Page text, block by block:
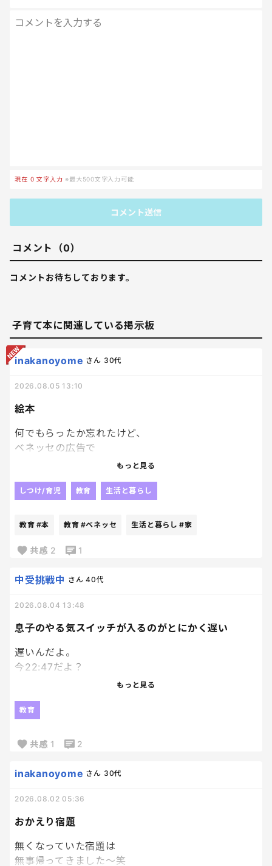
現在 0 文字入力 ※最大500文字入力可能
コメント送信
コメント（0）
コメントお待ちしております。
子育て本に関連している掲示板
絵本
inakanoyome さん 30代
2026.08.05 13:10
何でもらったか忘れたけど、
ベネッセの広告で
どうせぺらっぺらの本が届くんだろうな、
絵本大好き人間の長男にと、
ちょっと想定外にちゃんとした本届いてびっくり。
ていうか普通の本！
Ｗ抽選付のものだったんだけど、
あまりにちゃんとした本届いたから、
もっと見る
しつけ/育児 教育 生活と暮らし
教育 #本 教育 #ベネッセ 生活と暮らし #家
共感 2 1
息子のやる気スイッチが入るのがとにかく遅い
中受挑戦中 さん 40代
2026.08.04 13:48
遅いんだよ。
今22:47だよ？
エンジンかかり始めたのが22時過ぎってなんなん。
模試の解き直ししてるのはえらいよ！
って嬉しいよ！？
でもね、時間見て？
もっと見る
教育
共感 1 2
おかえり宿題
inakanoyome さん 30代
2026.08.02 05:36
無くなっていた宿題は
無事帰ってきました～笑